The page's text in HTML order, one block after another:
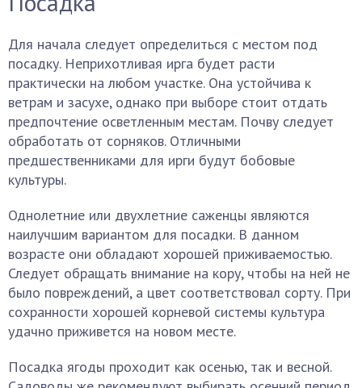
Для начала следует определиться с местом под
посадку. Неприхотливая ирга будет расти
практически на любом участке. Она устойчива к
ветрам и засухе, однако при выборе стоит отдать
предпочтение осветленным местам. Почву следует
обработать от сорняков. Отличными
предшественниками для ирги будут бобовые
культуры.
Однолетние или двухлетние саженцы являются
наилучшим вариантом для посадки. В данном
возрасте они обладают хорошей приживаемостью.
Следует обращать внимание на кору, чтобы на ней не
было повреждений, а цвет соответствовал сорту. При
сохранности хорошей корневой системы культура
удачно приживется на новом месте.
Посадка ягоды проходит как осенью, так и весной.